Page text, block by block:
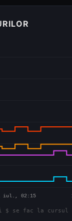
se fac la cursul